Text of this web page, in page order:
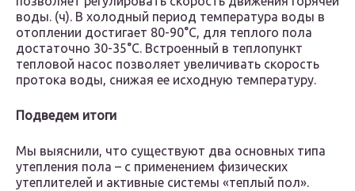
воды. (ч). В холодный период температура воды в
отоплении достигает 80-90°С, для теплого пола
достаточно 30-35°С. Встроенный в теплопункт
тепловой насос позволяет увеличивать скорость
протока воды, снижая ее исходную температуру.
Подведем итоги
Мы выяснили, что существуют два основных типа
утепления пола – с применением физических
утеплителей и активные системы «теплый пол».